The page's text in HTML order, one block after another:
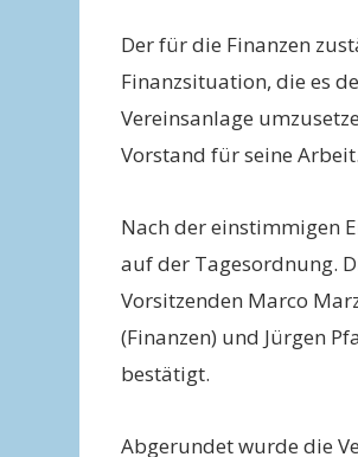
Der für die Finanzen
Finanzsituation, die es
Vereinsanlage
Vorstand für seine Arbeit.
Nach der einstimmigen
auf der Tagesordnung.
Vorsitzenden Marco
(Finanzen) und Jürgen
bestätigt.
Abgerundet wurde die